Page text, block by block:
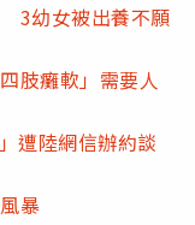
3幼女被出養不願
肢癱軟」需要人
遭陸網信辦約談
暴